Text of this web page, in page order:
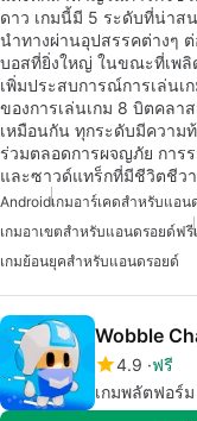
ดาว เกมนี้มี 5 ระดับที่น่าส
นำทางผ่านอุปสรรคต่างๆ
บอสที่ยิ่งใหญ่ ในขณะที่เพ
เพิ่มประสบการณ์การเล่น
ของการเล่นเกม 8 บิตคลา
เหมือนกัน ทุกระดับมีความ
ร่วมตลอดการผจญภัย การ
และซาวด์แทร็กที่มีชีวิตชีว
Androidเกมอาร์เคดสำหรับแอน
เกมอาเขตสำหรับแอนดรอยด์ฟรี
เกมย้อนยุคสำหรับแอนดรอยด์
Wobble
4.9 ฟรี
เกมพลัตฟอร์